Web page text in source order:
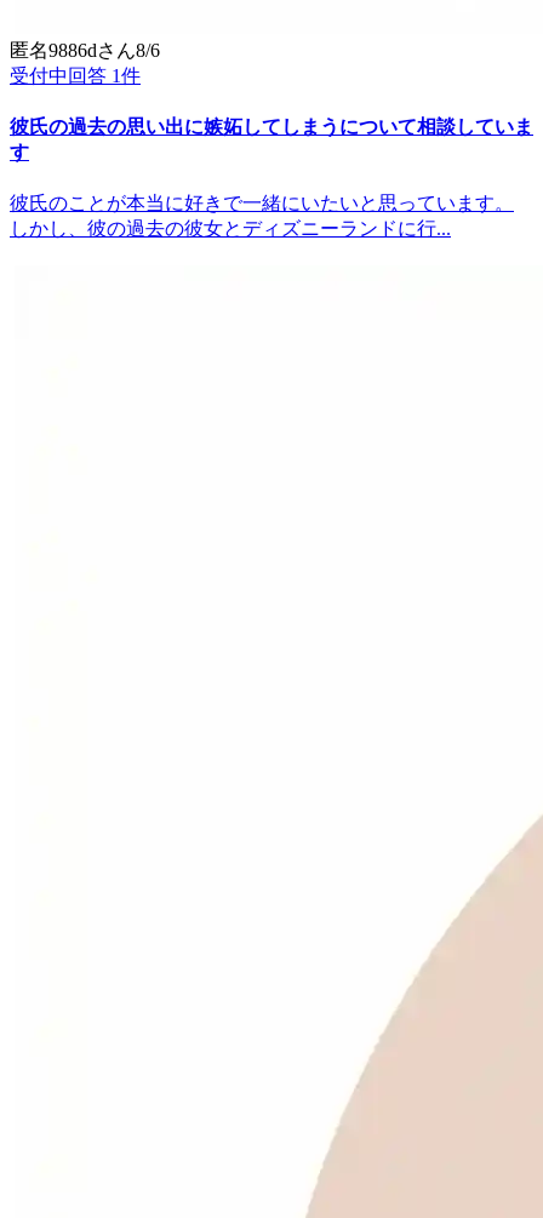
匿名9886dさん8/6
受付中 回答 1件
彼氏の過去の思い出に嫉妬してしまうについて相談していま
す
彼氏のことが本当に好きで一緒にいたいと思っています。
しかし、彼の過去の彼女とディズニーランドに行...